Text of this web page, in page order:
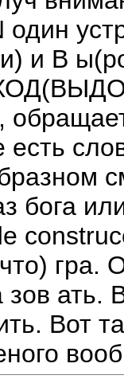
один
и В
есть
бога
гра.
зов
Вот